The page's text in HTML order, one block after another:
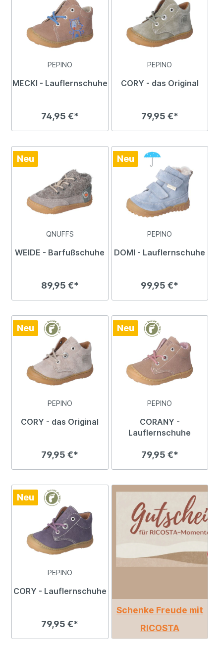
PEPINO
MECKI - Lauflernschuhe
74,95 €*
PEPINO
CORY - das Original
79,95 €*
Neu
QNUFFS
WEIDE - Barfußschuhe
89,95 €*
Neu
PEPINO
DOMI - Lauflernschuhe
99,95 €*
Neu
PEPINO
CORY - das Original
79,95 €*
Neu
PEPINO
CORANY -
Lauflernschuhe
79,95 €*
Neu
PEPINO
CORY - Lauflernschuhe
79,95 €*
Schenke Freude mit
RICOSTA